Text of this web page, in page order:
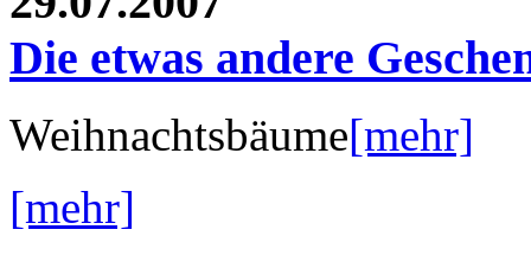
Die etwas andere
Weihnachtsbäume[mehr]
[mehr]